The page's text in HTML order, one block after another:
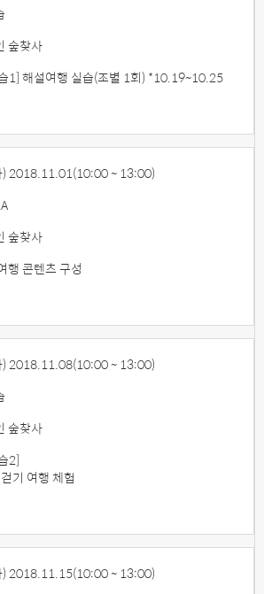
숲찾사
1] 해설여행 실습(조별 1회) *10.19~10.25
) 2018.11.01(10:00 ~ 13:00)
숲찾사
행 콘텐츠 구성
) 2018.11.08(10:00 ~ 13:00)
숲찾사
2]
기 여행 체험
) 2018.11.15(10:00 ~ 13:00)